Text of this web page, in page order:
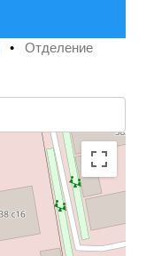
• Отделение